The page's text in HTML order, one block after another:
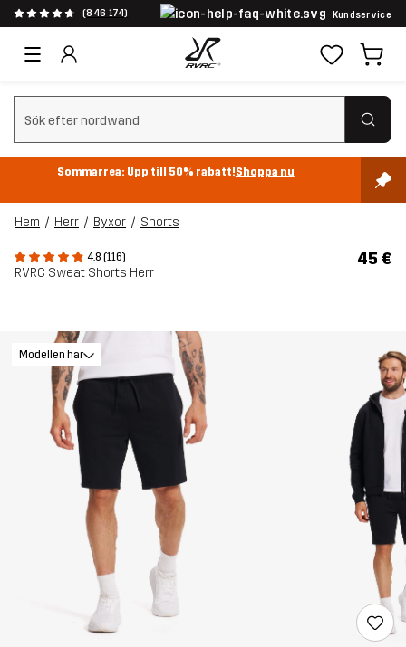
(846 174) Kundservice
Rensa sök
Sommarrea: Upp till 50% rabatt!Shoppa nu
Hem Herr Byxor Shorts
4.8 (116)
RVRC Sweat Shorts Herr
45 €
Modellen har